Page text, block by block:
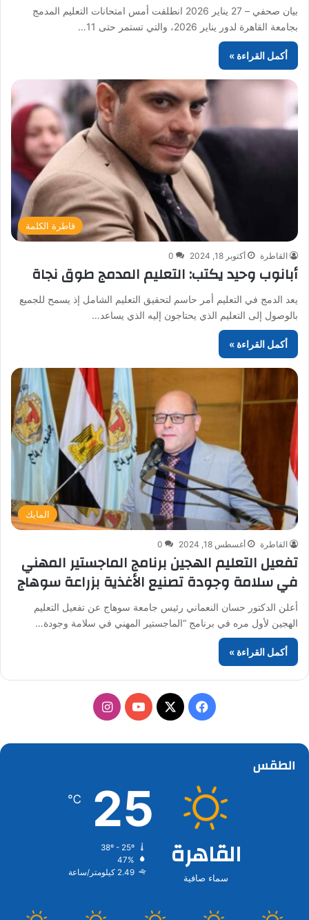
بيان صحفي – 27 يناير 2026 انطلقت أمس امتحانات التعليم المدمج
بجامعة القاهرة لدور يناير 2026، والتي تستمر حتى 11…
أكمل القراءة »
قاطرة الكلمة
القاطرة أكتوبر 18, 2024 0
أبانوب وحيد يكتب: التعليم المدمج طوق نجاة
يعد الدمج في التعليم أمر حاسم لتحقيق التعليم الشامل إذ يسمح للجميع
بالوصول إلى التعليم الذي يحتاجون إليه الذي يساعد…
أكمل القراءة »
المايك
القاطرة أغسطس 18, 2024 0
تفعيل التعليم الهجين برنامج الماجستير المهني
في سلامة وجودة تصنيع الأغذية بزراعة سوهاج
أعلن الدكتور حسان النعماني رئيس جامعة سوهاج عن تفعيل التعليم
الهجين لأول مره في برنامج “الماجستير المهني في سلامة وجودة…
أكمل القراءة »
فيسبوك
‫X
‫YouTubeانستقرام
الطقس
القاهرة
سماء صافية
25
℃
47%
2.49 كيلومتر/ساعة